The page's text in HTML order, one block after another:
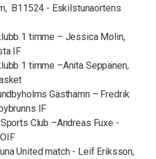
B11524 - Eskilstunaortens
1 timme – Jessica Molin,
IF
1 timme –Anita Seppänen,
Gästhamn – Fredrik
IF
Club –Andreas Fuxe -
United match - Leif Eriksson,